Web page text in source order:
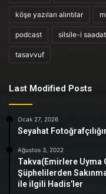
köşe yazıları alıntılar
podcast silsile-i saadat
tasavvuf
Last Modified Posts
Ocak 27, 2026
Seyahat
Ağustos 3, 2022
Takva(Emirlere Uyma
Şüphelilerden
ile ilgili Hadis’ler